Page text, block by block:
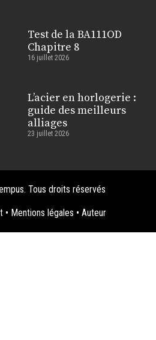
Test de la BA111OD
Chapitre 8
16 juillet 2026
L’acier en horlogerie :
guide des meilleurs
alliages
23 juillet 2026
Tous droits réservés
• Mentions légales • Auteur